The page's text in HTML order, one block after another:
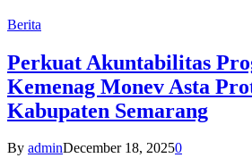
Berita
Perkuat Akuntabilitas
Kemenag Monev Asta
Kabupaten Semarang
By adminDecember 18, 20250